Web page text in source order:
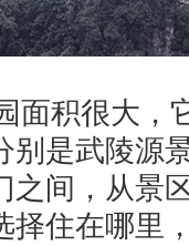
面积很大，
别是武陵源
之间，从景
择住在哪里